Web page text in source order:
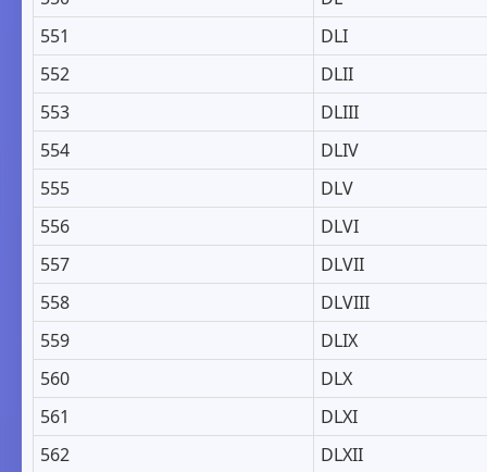
551
DLI
552
DLII
553
DLIII
554
DLIV
555
DLV
556
DLVI
557
DLVII
558
DLVIII
559
DLIX
560
DLX
561
DLXI
562
DLXII